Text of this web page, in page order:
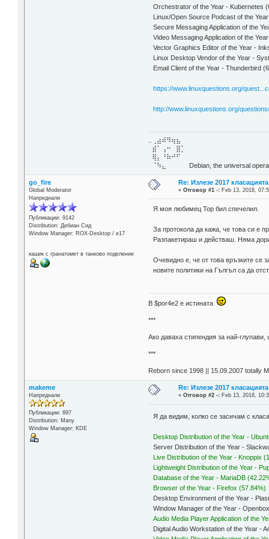
Orchestrator of the Year - Kubernetes
Linux/Open Source Podcast of the
Secure Messaging Application of the
Video Messaging Application of the
Vector Graphics Editor of the Year -
Linux Desktop Vendor of the Year -
Email Client of the Year - Thunderbird
https://www.linuxquestions.org/
http://www.linuxquestions.org/
..⢀⣴⠾⠻⢶⣦⠀
⣾⠁⢠⠒⠀⣿⡁
⢿⡄⠘⠷⠚⠋
⠈⠳⣄⠀⠀⠀⠀ Debian, the universal
go_fire
Global Moderator
Напреднали
Публикации: 9142
Distribution: Дебиан Сид
Window Manager: ROX-Desktop / е17
кашик с гранатомет в танково поделение
Re: Излезе 2017
«Отговор #1 -: Feb 13, 2018,
Я моя любимец Тор бил спечелил.
За протокола да кажа, че това си е
Разпакетираш и действаш. Няма
Очевидно е, че от това връзките се
новите политики на Гългъл са да
В $por4e2 e истината
***
Aко даваха стипендия за най-
***
Reborn since 1998 || 15.09.2007 totally
makeme
Напреднали
Публикации: 897
Distribution: Many
Window Manager: KDE
Re: Излезе 2017
«Отговор #2 -: Feb 13, 2018,
Я да видим, колко се засичам с
Desktop Distribution of the Year -
Server Distribution of the Year -
Live Distribution of the Year - Knoppix
Lightweight Distribution of the Year -
Database of the Year - MariaDB
Browser of the Year - Firefox (57.84%)
Desktop Environment of the Year -
Window Manager of the Year -
Audio Media Player Application of the
Digital Audio Workstation of the Year -